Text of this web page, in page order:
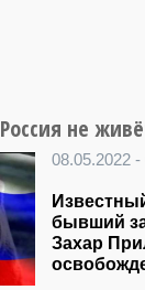
не
08.05.2022 -
бывший
Захар